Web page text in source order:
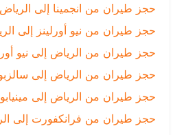
حجز طيران من انجمينا إلى الرياض
|
حجز طيران من نيو أورلينز إلى الرياض
|
حجز طيران من الرياض إلى نيو أورلينز |
حجز طيران من الرياض إلى سالزبورغ |
حجز طيران من الرياض إلى مينيابولس |
حجز طيران من فرانكفورت إلى الرياض